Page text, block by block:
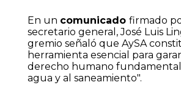
En un comunicado firmado
secretario general, José Luis
gremio señaló que AySA
herramienta esencial para
derecho humano fundamental:
agua y al saneamiento".